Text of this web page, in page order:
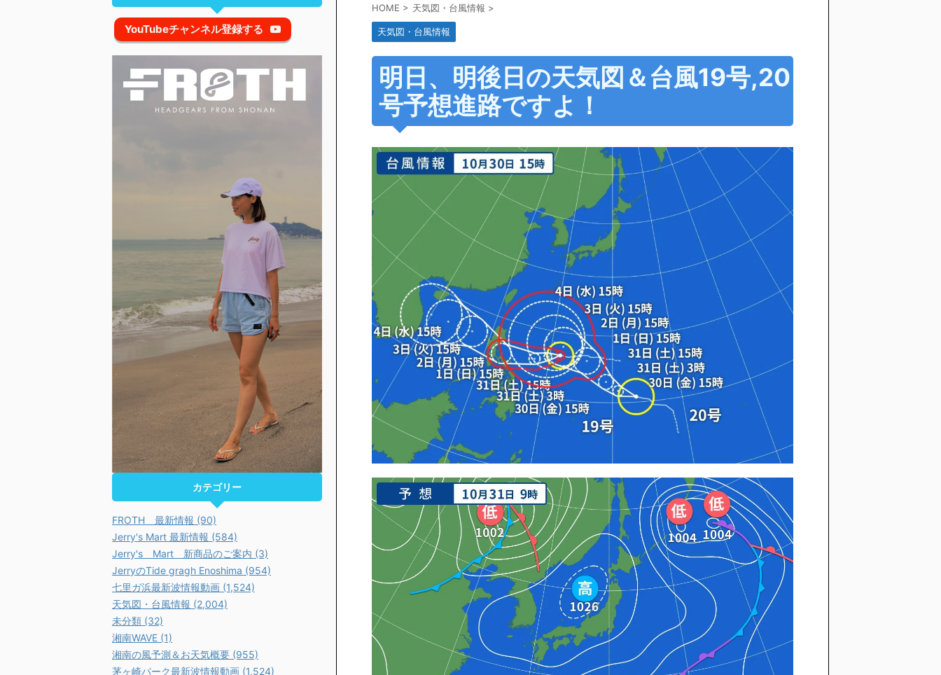
HOME > 天気図・台風情報 >
天気図・台風情報
明日、明後日の天気図＆台風19号,20
号予想進路ですよ！
YouTubeチャンネル登録する
カテゴリー
FROTH 最新情報 (90)
Jerry's Mart 最新情報 (584)
Jerry's Mart 新商品のご案内 (3)
JerryのTide gragh Enoshima (954)
七里ガ浜最新波情報動画 (1,524)
天気図・台風情報 (2,004)
未分類 (32)
湘南WAVE (1)
湘南の風予測＆お天気概要 (955)
茅ヶ崎パーク最新波情報動画 (1,524)